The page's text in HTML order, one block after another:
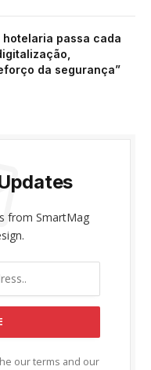
hotelaria passa cada
da segurança”
from SmartMag
our terms and our